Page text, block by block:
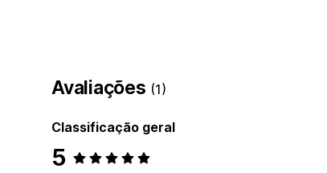
Avaliações (1)
Classificação geral
5